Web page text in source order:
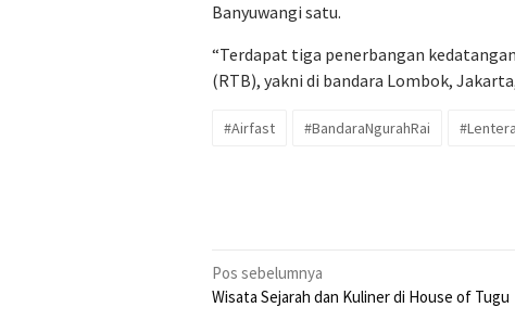
Banyuwangi satu.
“Terdapat tiga penerbangan
(RTB), yakni di bandara Lombok,
#Airfast #BandaraNgurahRai
Navigasi
pos
Pos sebelumnya
Wisata Sejarah dan Kuliner di House of Tugu